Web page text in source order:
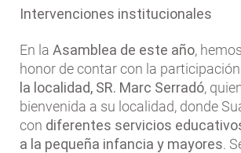
Intervenciones institucionales
En la Asamblea de este año,
honor de contar con la
la localidad, SR. Marc Serradó,
bienvenida a su localidad, donde
con diferentes servicios
a la pequeña infancia y mayores.